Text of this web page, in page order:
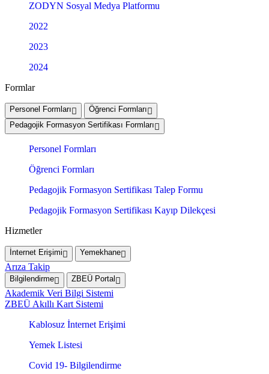
ZODYN Sosyal Medya Platformu
2022
2023
2024
Formlar
Personel Formları
Öğrenci Formları
Pedagojik Formasyon Sertifikası Formları
Personel Formları
Öğrenci Formları
Pedagojik Formasyon Sertifikası Talep Formu
Pedagojik Formasyon Sertifikası Kayıp Dilekçesi
Hizmetler
İnternet Erişimi Yemekhane
Arıza Takip
Bilgilendirme ZBEÜ Portal
Akademik Veri Bilgi Sistemi
ZBEÜ Akıllı Kart Sistemi
Kablosuz İnternet Erişimi
Yemek Listesi
Covid 19- Bilgilendirme